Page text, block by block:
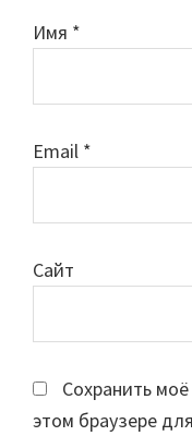
Имя *
Email *
Сайт
Сохранить
этом браузере